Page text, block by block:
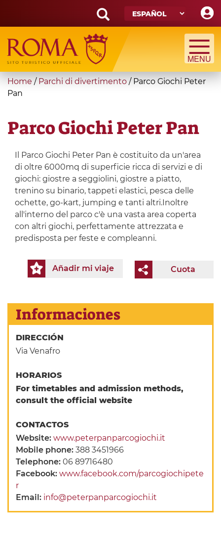
main
content
Search
form
Búsqueda
You
are
Home / Parchi di divertimento / Parco Giochi Peter
Pan
Parco Giochi Peter Pan
Il Parco Giochi Peter Pan è costituito da un'area
di oltre 6000mq di superficie ricca di servizi e di
giochi: giostre a seggiolini, giostre a piatto,
trenino su binario, tappeti elastici, pesca delle
ochette, go-kart, jumping e tanti altri.Inoltre
all'interno del parco c'è una vasta area coperta
con altri giochi, perfettamente attrezzata e
predisposta per feste e compleanni.
Cuota
Añadir mi viaje
Informaciones
DIRECCIÓN
Via Venafro
HORARIOS
For timetables and admission methods,
consult the official website
CONTACTOS
Website:www.peterpanparcogiochi.it
Mobile phone:388 3451966
Telephone:06 89716480
Facebook:www.facebook.com/parcogiochipete
r
Email: info@peterpanparcogiochi.it